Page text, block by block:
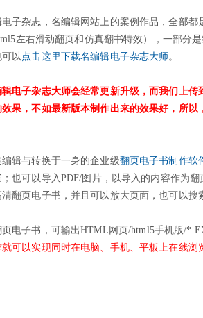
子杂志，名编辑网站上的案例作品，全部
左右滑动翻页和仿真翻书特效），一部分
以 点击这里下载名编辑电子杂志大师。
辑电子杂志大师会经常更新升级，而我们上
果，不如最新版本制作出来的效果好，所
辑与转换于一身的企业级翻页电子书制作软
也可以导入PDF/图片，以导入的内容作为
翻页电子书，并且可以放大页面，也可以搜
电子书，可输出HTML网页/html5手机版/
可以实现同时在电脑、手机、平板上在线浏